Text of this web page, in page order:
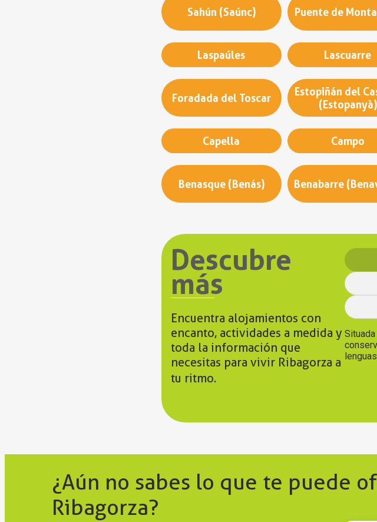
Sahún (Saúnc) Puente de
Laspaúles Lascuarre
Foradada del Toscar
Estopiñán del
(Estopanyà)
Capella Campo
Benasque (Benás) Benabarre
Descubre
más
Encuentra alojamientos con
encanto, actividades a medida y
toda la información que
necesitas para vivir Ribagorza a
tu ritmo.
¿Aún no sabes lo que te puede
Ribagorza?